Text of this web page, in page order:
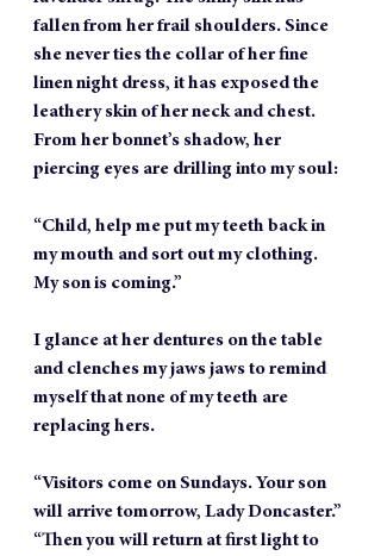
fallen from her frail shoulders. Since
she never ties the collar of her fine
linen night dress, it has exposed the
leathery skin of her neck and chest.
From her bonnet’s shadow, her
piercing eyes are drilling into my soul:
“Child, help me put my teeth back in
my mouth and sort out my clothing.
My son is coming.”
I glance at her dentures on the table
and clenches my jaws jaws to remind
myself that none of my teeth are
replacing hers.
“Visitors come on Sundays. Your son
will arrive tomorrow, Lady Doncaster.”
“Then you will return at first light to